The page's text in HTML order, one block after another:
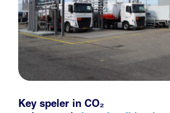
Key speler in CO₂